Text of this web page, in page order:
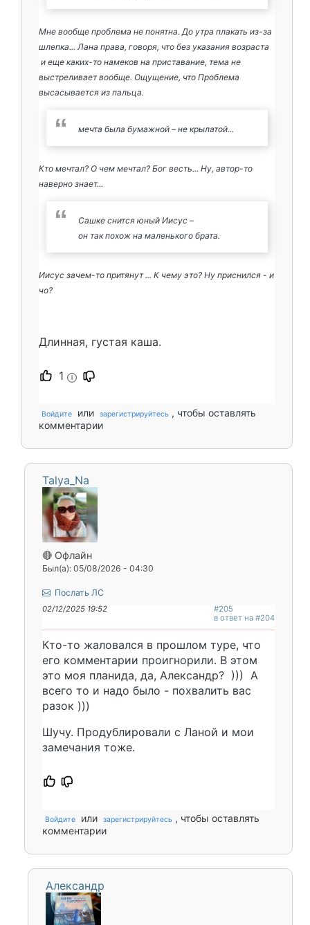
Мне вообще проблема не понятна. До утра плакать из-за
шлепка... Лана права, говоря, что без указания возраста
и еще каких-то намеков на приставание, тема не
выстреливает вообще. Ощущение, что Проблема
высасывается из пальца.
мечта была бумажной – не крылатой...
Кто мечтал? О чем мечтал? Бог весть... Ну, автор-то
наверно знает...
Сашке снится юный Иисус –
он так похож на маленького брата.
Иисус зачем-то притянут ... К чему это? Ну приснился - и
чо?
Длинная, густая каша.
1 i
Войдите или зарегистрируйтесь , чтобы оставлять
комментарии
Talya_Na
🔴 Офлайн
Был(а): 05/08/2026 - 04:30
Послать ЛС
02/12/2025 19:52
#205
в ответ на #204
Кто-то жаловался в прошлом туре, что
его комментарии проигнорили. В этом
это моя планида, да, Александр? ))) А
всего то и надо было - похвалить вас
разок )))
Шучу. Продублировали с Ланой и мои
замечания тоже.
Войдите или зарегистрируйтесь , чтобы оставлять
комментарии
Александр